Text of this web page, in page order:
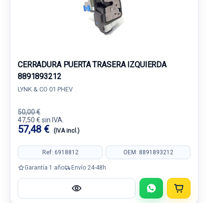
CERRADURA PUERTA TRASERA IZQUIERDA
8891893212
LYNK & CO 01 PHEV
50,00 €
47,50 € sin IVA.
57,48 € (IVA incl.)
Ref: 6918812 OEM: 8891893212
Garantía 1 año Envío 24-48h